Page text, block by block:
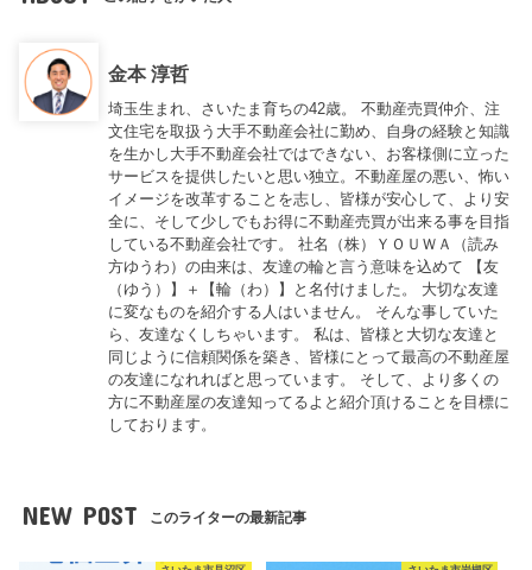
金本 淳哲
埼玉生まれ、さいたま育ちの42歳。 不動産売買仲介、注
文住宅を取扱う大手不動産会社に勤め、自身の経験と知識
を生かし大手不動産会社ではできない、お客様側に立った
サービスを提供したいと思い独立。不動産屋の悪い、怖い
イメージを改革することを志し、皆様が安心して、より安
全に、そして少しでもお得に不動産売買が出来る事を目指
している不動産会社です。 社名（株）ＹＯＵＷＡ（読み
方ゆうわ）の由来は、友達の輪と言う意味を込めて 【友
（ゆう）】＋【輪（わ）】と名付けました。 大切な友達
に変なものを紹介する人はいません。 そんな事していた
ら、友達なくしちゃいます。 私は、皆様と大切な友達と
同じように信頼関係を築き、皆様にとって最高の不動産屋
の友達になれればと思っています。 そして、より多くの
方に不動産屋の友達知ってるよと紹介頂けることを目標に
しております。
NEW POST このライターの最新記事